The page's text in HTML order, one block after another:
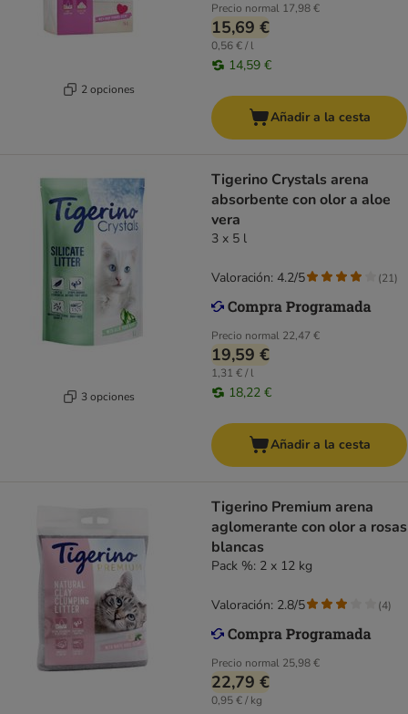
2 opciones
Precio normal 17,98 €
15,69 €
0,56 € / l
14,59 €
Añadir a la cesta
3 opciones
Tigerino Crystals arena
absorbente con olor a aloe
vera
3 x 5 l
Precio normal 22,47 €
19,59 €
1,31 € / l
18,22 €
Valoración: 4.2/5 (21)
Añadir a la cesta
Tigerino Premium arena
aglomerante con olor a rosas
blancas
Pack %: 2 x 12 kg
Precio normal 25,98 €
22,79 €
0,95 € / kg
Valoración: 2.8/5 (4)